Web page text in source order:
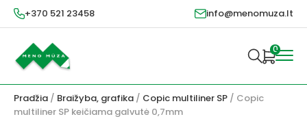
+370 521 23458 info@menomuza.lt
0
Pradžia / Braižyba, grafika / Copic multiliner SP / Copic
multiliner SP keičiama galvutė 0,7mm